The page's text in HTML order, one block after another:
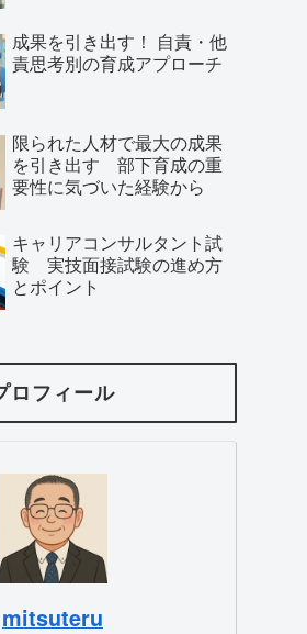
成果を引き出す！ 自責・他
責思考別の育成アプローチ
限られた人材で最大の成果
を引き出す 部下育成の重
要性に気づいた経験から
キャリアコンサルタント試
験 実技面接試験の進め方
とポイント
ロフィール
mitsuteru